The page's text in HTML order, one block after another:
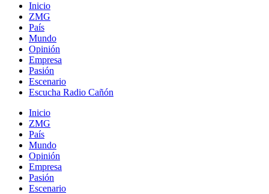
Inicio
ZMG
País
Mundo
Opinión
Empresa
Pasión
Escenario
Escucha Radio Cañón
Inicio
ZMG
País
Mundo
Opinión
Empresa
Pasión
Escenario